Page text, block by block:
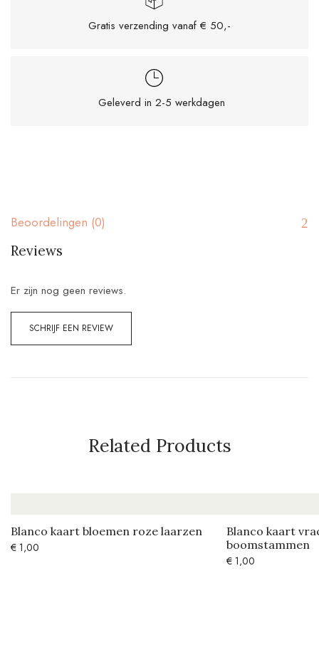
Gratis verzending vanaf € 50,-
Geleverd in 2-5 werkdagen
Beoordelingen (0)
Reviews
Er zijn nog geen reviews.
SCHRIJF EEN REVIEW
Related Products
Blanco kaart bloemen roze laarzen
€ 1,00
Blanco kaart
boomstammen
€ 1,00